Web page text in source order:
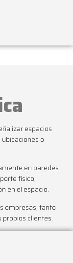
espacios
o
en paredes
físico,
en el espacio.
empresas, tanto
clientes.